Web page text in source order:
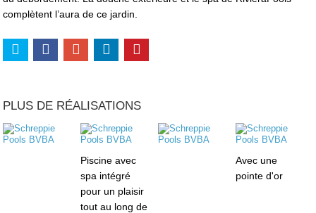
complètent l’aura de ce jardin.
PLUS DE RÉALISATIONS
Piscine avec
spa intégré
pour un plaisir
tout au long de
Avec une
pointe d'or